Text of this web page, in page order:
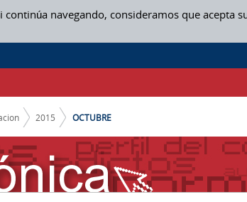
navegando, consideramos que acepta
2015 OCTUBRE